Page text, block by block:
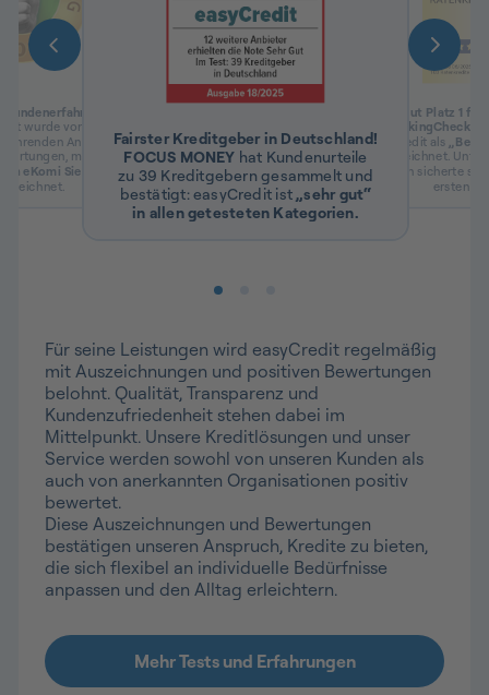
Fairster Kreditgeber in Deutschland!
FOCUS MONEY hat Kundenurteile
zu 39 Kreditgebern gesammelt und
bestätigt: easyCredit ist „sehr gut“
in allen getesteten Kategorien.
Erneut Platz 1
BankingCheck
easyCredit als
ausgezeichnet.
Produkten sicherte
ersten
bei
wurde von
Anbieter für
mit
4,9 von
eKomi Siegel Gold
Für seine Leistungen wird easyCredit regelmäßig
mit Auszeichnungen und positiven Bewertungen
belohnt. Qualität, Transparenz und
Kundenzufriedenheit stehen dabei im
Mittelpunkt. Unsere Kreditlösungen und unser
Service werden sowohl von unseren Kunden als
auch von anerkannten Organisationen positiv
bewertet.
Diese Auszeichnungen und Bewertungen
bestätigen unseren Anspruch, Kredite zu bieten,
die sich flexibel an individuelle Bedürfnisse
anpassen und den Alltag erleichtern.